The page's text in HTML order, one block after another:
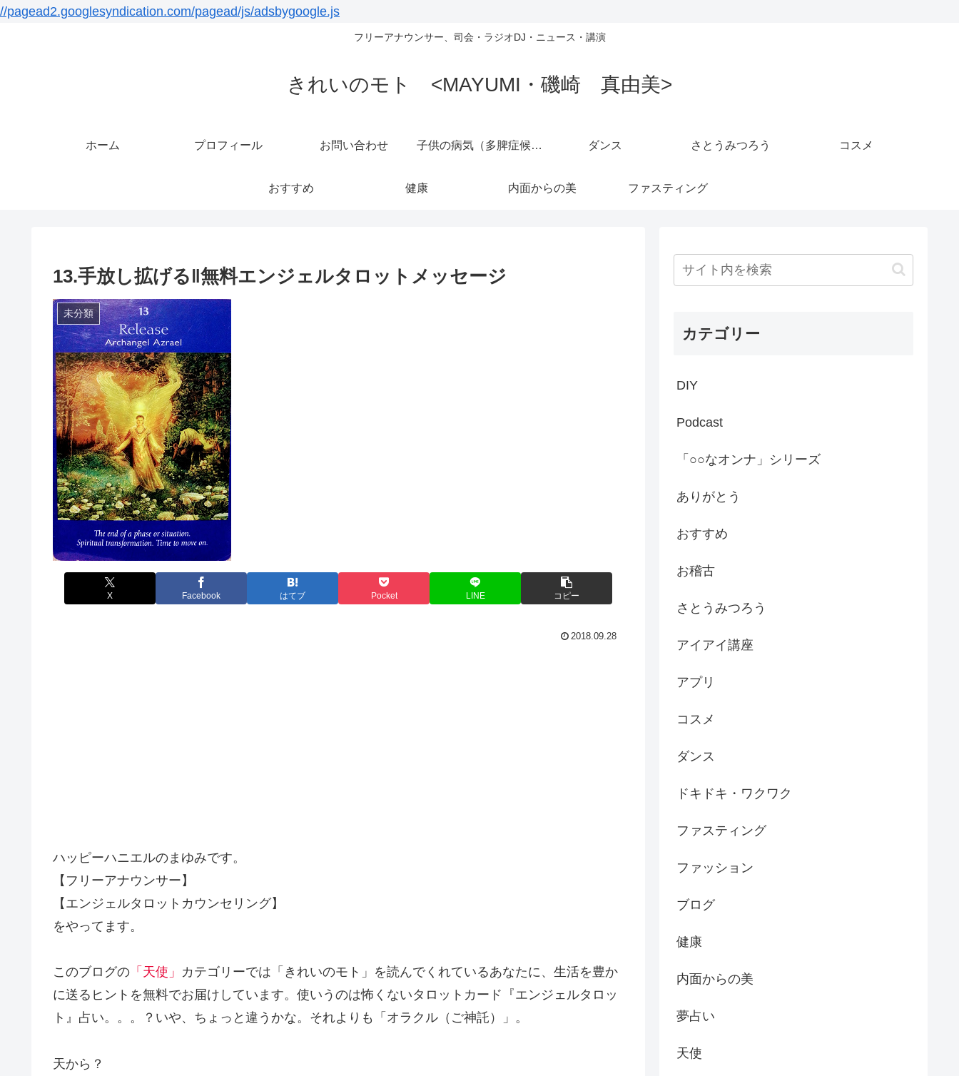
//pagead2.googlesyndication.com/pagead/js/adsbygoogle.js
フリーアナウンサー、司会・ラジオDJ・ニュース・講演
きれいのモト <MAYUMI・磯崎 真由美>
ホーム プロフィール お問い合わせ 子供の病気（多脾症候群） ダンス さとうみつろう コスメ
おすすめ 健康 内面からの美 ファスティング
13.手放し拡げる‖無料エンジェルタロットメッセージ
未分類
X Facebook はてブ Pocket LINE コピー
2018.09.28
ハッピーハニエルのまゆみです。
【フリーアナウンサー】
【エンジェルタロットカウンセリング】
をやってます。
このブログの 「天使」 カテゴリーでは「きれいのモト」を読んでくれているあなたに、生活を豊か
に送るヒントを無料でお届けしています。使いうのは怖くないタロットカード『エンジェルタロッ
ト』占い。。。？いや、ちょっと違うかな。それよりも「オラクル（ご神託）」。
天から？
カテゴリー
DIY
Podcast
「○○なオンナ」シリーズ
ありがとう
おすすめ
お稽古
さとうみつろう
アイアイ講座
アプリ
コスメ
ダンス
ドキドキ・ワクワク
ファスティング
ファッション
ブログ
健康
内面からの美
夢占い
天使